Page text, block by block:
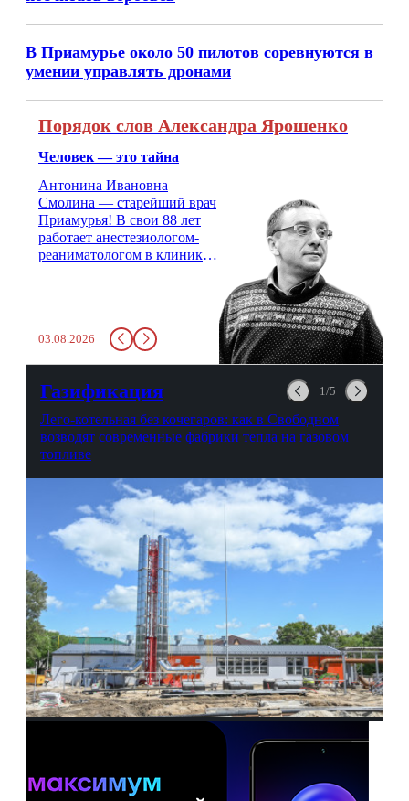
В Приамурье около 50 пилотов соревнуются в
умении управлять дронами
Порядок слов Александра Ярошенко
Человек — это тайна
Антонина Ивановна
Смолина — старейший врач
Приамурья! В свои 88 лет
работает анестезиологом-
реаниматологом в клинике
стажем о жизни, смерти
душе и духе. Откровенно о
03.08.2026
Газификация 1/5
Лего-котельная без кочегаров: как в Свободном
возводят современные фабрики тепла на газовом
топливе